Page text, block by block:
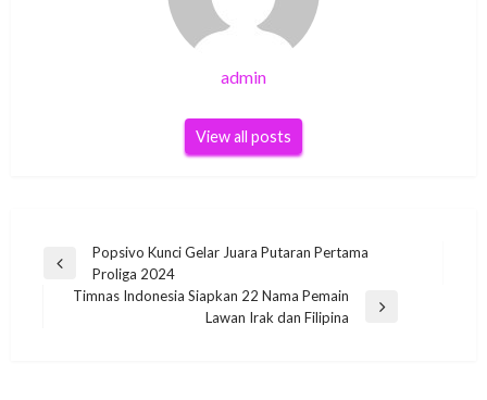
admin
View all posts
Post
navigation
Previous
Popsivo Kunci Gelar Juara Putaran Pertama
Proliga 2024
Timnas Indonesia Siapkan 22 Nama Pemain
Lawan Irak dan Filipina